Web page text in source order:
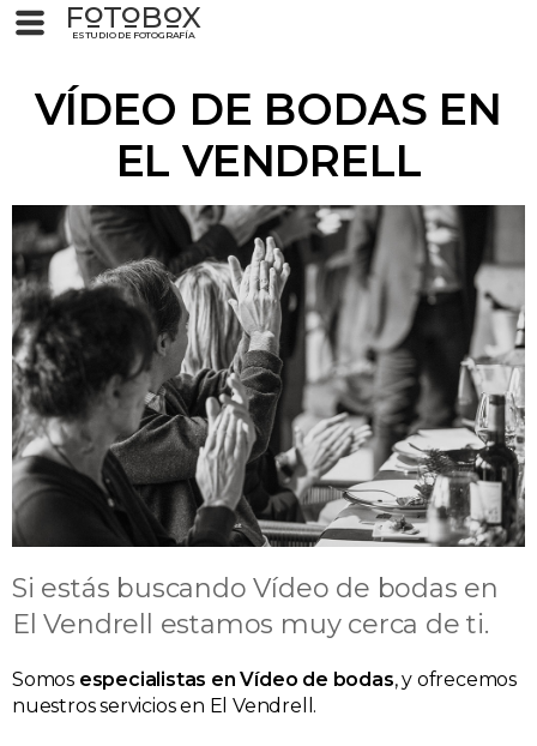
FOTOBOX
ESTUDIO DE FOTOGRAFÍA
VÍDEO DE BODAS EN
EL VENDRELL
Si estás buscando Vídeo de bodas en
El Vendrell estamos muy cerca de ti.
Somos especialistas en Vídeo de bodas, y ofrecemos
nuestros servicios en El Vendrell.